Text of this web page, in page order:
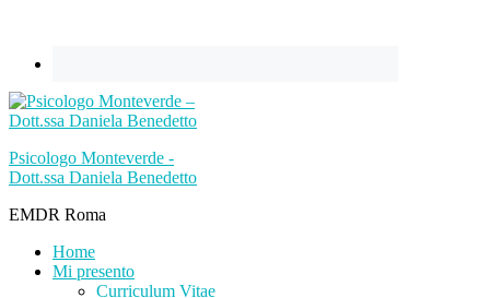
Psicologo Monteverde -
Dott.ssa Daniela Benedetto
EMDR Roma
Home
Mi presento
Curriculum Vitae